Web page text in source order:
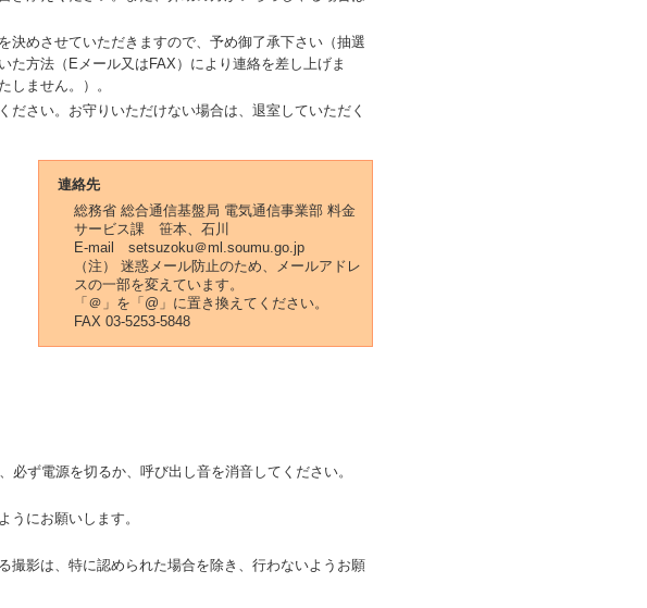
決めさせていただきますので、予め御了承下さい（抽選
た方法（Eメール又はFAX）により連絡を差し上げま
しません。）。
さい。お守りいただけない場合は、退室していただく
連絡先
総務省 総合通信基盤局 電気通信事業部 料金
サービス課 笹本、石川
E-mail setsuzoku＠ml.soumu.go.jp
（注） 迷惑メール防止のため、メールアドレ
スの一部を変えています。
「＠」を「@」に置き換えてください。
FAX 03-5253-5848
ず電源を切るか、呼び出し音を消音してください。
うにお願いします。
撮影は、特に認められた場合を除き、行わないようお願